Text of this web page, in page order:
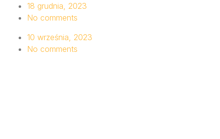
18 grudnia, 2023
No comments
10 września, 2023
No comments